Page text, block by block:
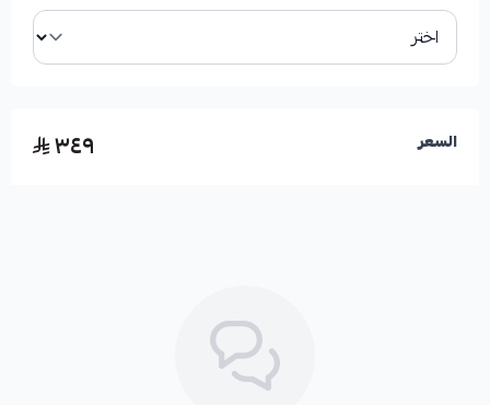
الايجابيات:
الأعطال الناتجة عن تلف الرديتر:
السعر ٣٤٩